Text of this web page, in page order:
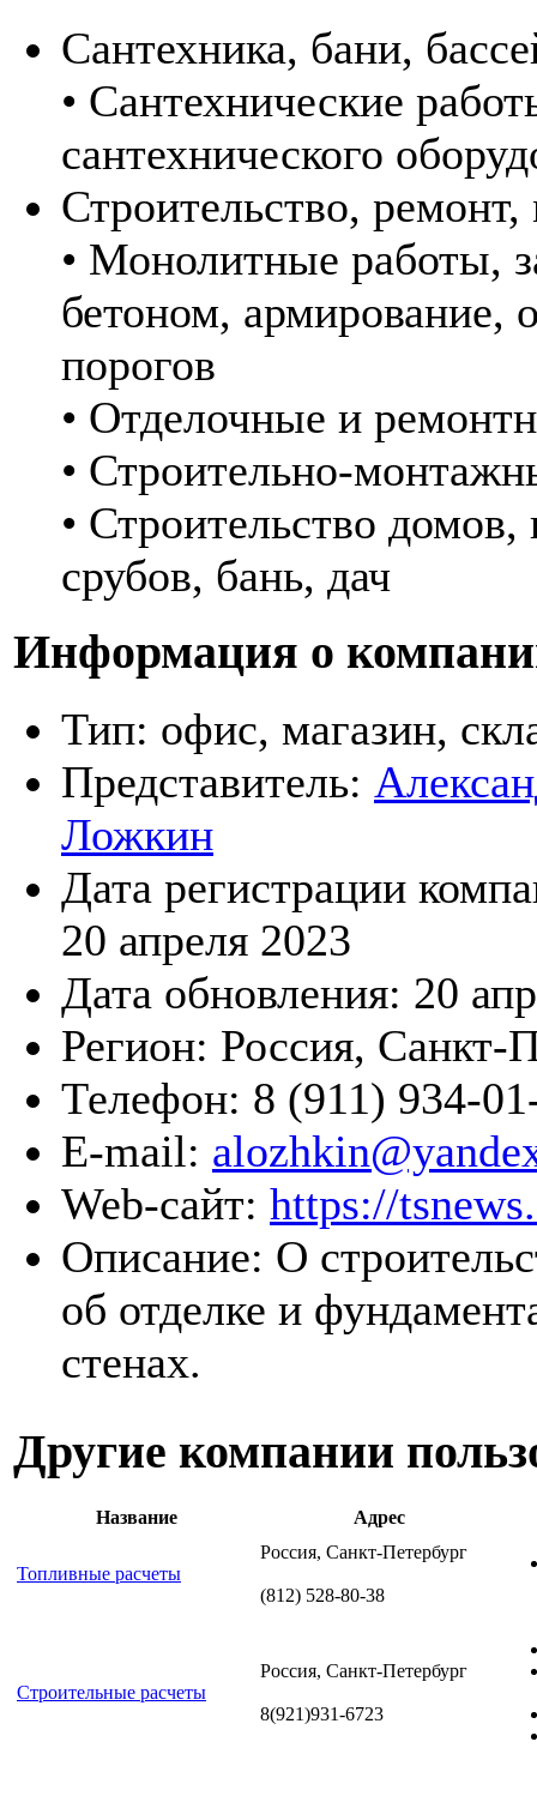
Сантехника, бани,
• Сантехнические
сантехнического
Строительство,
• Монолитные работы,
бетоном, армирование,
порогов
• Отделочные и
• Строительно-
• Строительство домов,
срубов, бань, дач
Информация о
Тип: офис, магазин,
Представитель:
Ложкин
Дата регистрации
20 апреля 2023
Дата обновления: 20
Регион: Россия, Санкт-
Телефон: 8 (911) 934-
E-mail:
Web-сайт: https://
Описание: О
об отделке и
стенах.
Другие компании
Название Адрес
Топливные расчеты
Россия, Санкт-Петербург
(812) 528-80-38
Строительные расчеты
Россия, Санкт-Петербург
8(921)931-6723